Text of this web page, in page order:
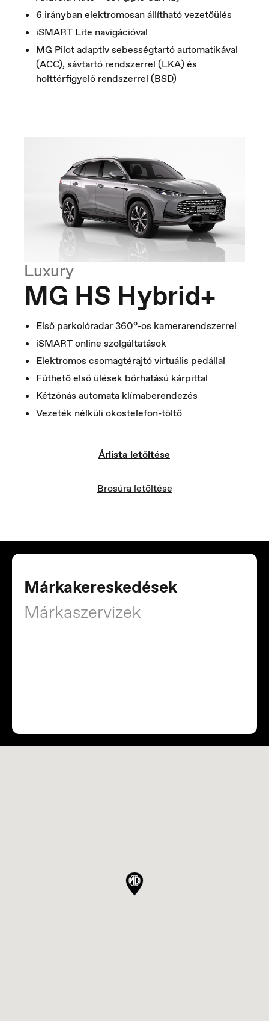
Norge
Norsk
6 irányban elektromosan állítható vezetőülés
iSMART Lite navigációval
MG Pilot adaptív sebességtartó automatikával
(ACC), sávtartó rendszerrel (LKA) és
holttérfigyelő rendszerrel (BSD)
Luxury
MG HS Hybrid+
Első parkolóradar 360°-os kamerarendszerrel
iSMART online szolgáltatások
Elektromos csomagtérajtó virtuális pedállal
Fűthető első ülések bőrhatású kárpittal
Kétzónás automata klímaberendezés
Vezeték nélküli okostelefon-töltő
Árlista letöltése
Brosúra letöltése
Márkakereskedések
Márkaszervizek